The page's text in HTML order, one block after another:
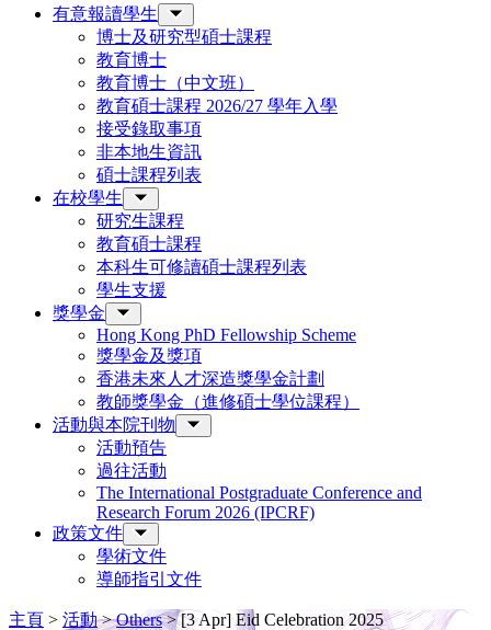
有意報讀學生
博士及研究型碩士課程
教育博士
教育博士（中文班）
教育碩士課程 2026/27 學年入學
接受錄取事項
非本地生資訊
碩士課程列表
在校學生
研究生課程
教育碩士課程
本科生可修讀碩士課程列表
學生支援
獎學金
Hong Kong PhD Fellowship Scheme
獎學金及獎項
香港未來人才深造獎學金計劃
教師獎學金（進修碩士學位課程）
活動與本院刊物
活動預告
過往活動
The International Postgraduate Conference and
Research Forum 2026 (IPCRF)
政策文件
學術文件
導師指引文件
主頁 > 活動>Others>[3 Apr] Eid Celebration 2025